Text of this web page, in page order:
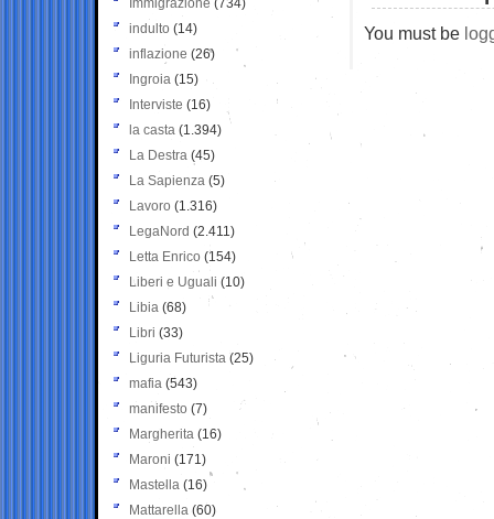
You must be
Immigrazione (734)
indulto (14)
inflazione (26)
Ingroia (15)
Interviste (16)
la casta (1.394)
La Destra (45)
La Sapienza (5)
Lavoro (1.316)
LegaNord (2.411)
Letta Enrico (154)
Liberi e Uguali (10)
Libia (68)
Libri (33)
Liguria Futurista (25)
mafia (543)
manifesto (7)
Margherita (16)
Maroni (171)
Mastella (16)
Mattarella (60)